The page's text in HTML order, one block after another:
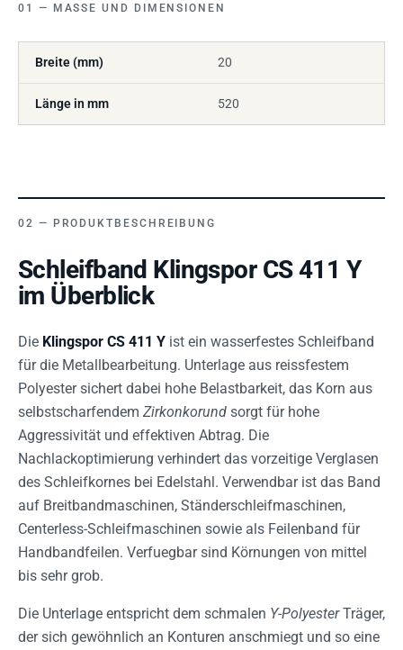
MASSE UND DIMENSIONEN
Breite (mm) 20
Länge in mm 520
PRODUKTBESCHREIBUNG
Schleifband Klingspor CS 411 Y
im Überblick
Die Klingspor CS 411 Y ist ein wasserfestes Schleifband
für die Metallbearbeitung. Unterlage aus reissfestem
Polyester sichert dabei hohe Belastbarkeit, das Korn aus
selbstscharfendem Zirkonkorund sorgt für hohe
Aggressivität und effektiven Abtrag. Die
Nachlackoptimierung verhindert das vorzeitige Verglasen
des Schleifkornes bei Edelstahl. Verwendbar ist das Band
auf Breitbandmaschinen, Ständerschleifmaschinen,
Centerless-Schleifmaschinen sowie als Feilenband für
Handbandfeilen. Verfuegbar sind Körnungen von mittel
bis sehr grob.
Die Unterlage entspricht dem schmalen Y-PolyesterTräger,
der sich gewöhnlich an Konturen anschmiegt und so eine